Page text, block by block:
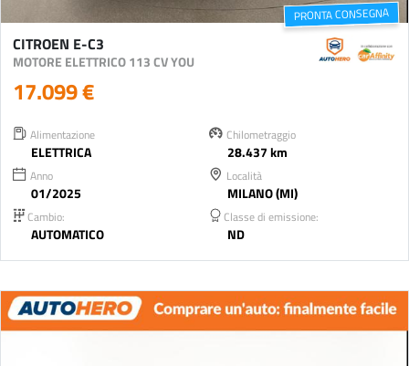
PRONTA CONSEGNA
CITROEN E-C3
MOTORE ELETTRICO 113 CV YOU
17.099 €
Alimentazione
ELETTRICA
Chilometraggio
28.437 km
Anno
01/2025
Località
MILANO (MI)
Cambio:
AUTOMATICO
Classe di emissione:
ND